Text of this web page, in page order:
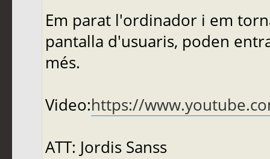
Em parat l'ordinador i em
pantalla d'usuaris, poden
més.
Video:https://
ATT: Jordis Sanss